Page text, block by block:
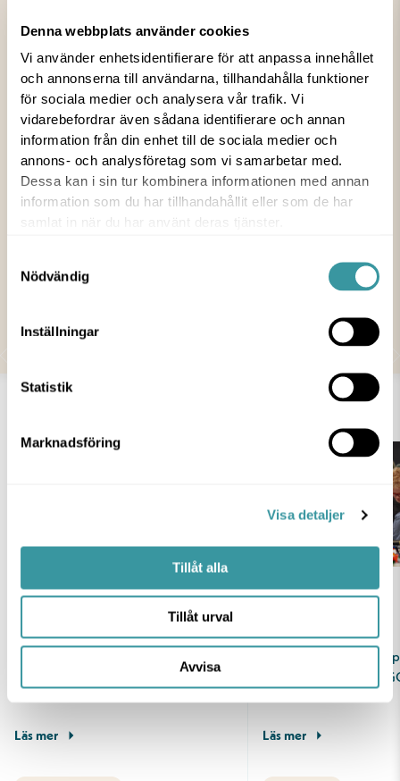
Denna webbplats använder cookies
Vi använder enhetsidentifierare för att anpassa innehållet
och annonserna till användarna, tillhandahålla funktioner
för sociala medier och analysera vår trafik. Vi
vidarebefordrar även sådana identifierare och annan
information från din enhet till de sociala medier och
annons- och analysföretag som vi samarbetar med.
Dessa kan i sin tur kombinera informationen med annan
information som du har tillhandahållit eller som de har
samlat in när du har använt deras tjänster.
Nödvändig
Inställningar
Statistik
Marknadsföring
Visa detaljer
Tillåt alla
Tillåt urval
Avvisa
Barncancerfonden
3 MAR 2023
All pant i vår Food Hall skänks till
Barncancerfonden. När du köper dryck med pant
våra restauranger kan lämna över en stor summa
som hjälper bekämpningen av barncancer.
4 AUG 2026
Ny termin, nya favoriter.
nystart. Nya rutiner, nya mål och
Läs mer
16 JUL 2026
Vissa bygger sandslott
Andra bygger med
Läs mer